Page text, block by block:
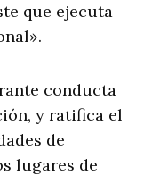
que ejecuta
conducta
y ratifica el
de
lugares de